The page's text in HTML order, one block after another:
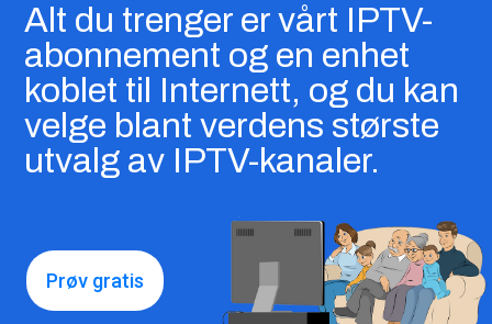
Alt du trenger er vårt IPTV-
abonnement og en enhet
koblet til Internett, og du kan
velge blant verdens største
utvalg av IPTV-kanaler.
Prøv gratis